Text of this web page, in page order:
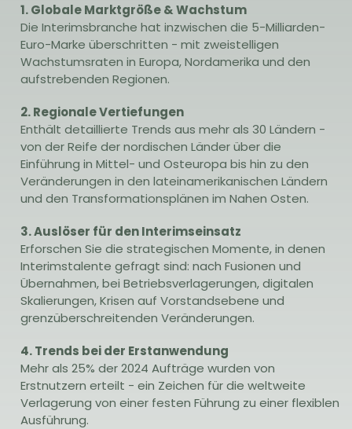
1. Globale Marktgröße & Wachstum
Die Interimsbranche hat inzwischen die 5-Milliarden-
Euro-Marke überschritten - mit zweistelligen
Wachstumsraten in Europa, Nordamerika und den
aufstrebenden Regionen.
2. Regionale Vertiefungen
Enthält detaillierte Trends aus mehr als 30 Ländern -
von der Reife der nordischen Länder über die
Einführung in Mittel- und Osteuropa bis hin zu den
Veränderungen in den lateinamerikanischen Ländern
und den Transformationsplänen im Nahen Osten.
3. Auslöser für den Interimseinsatz
Erforschen Sie die strategischen Momente, in denen
Interimstalente gefragt sind: nach Fusionen und
Übernahmen, bei Betriebsverlagerungen, digitalen
Skalierungen, Krisen auf Vorstandsebene und
grenzüberschreitenden Veränderungen.
4. Trends bei der Erstanwendung
Mehr als 25% der 2024 Aufträge wurden von
Erstnutzern erteilt - ein Zeichen für die weltweite
Verlagerung von einer festen Führung zu einer flexiblen
Ausführung.